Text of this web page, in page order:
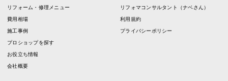
リフォーム・修理メニュー
費用相場
施工事例
プロショップを探す
お役立ち情報
会社概要
リフォマコンサルタント（ナベさん）
利用規約
プライバシーポリシー